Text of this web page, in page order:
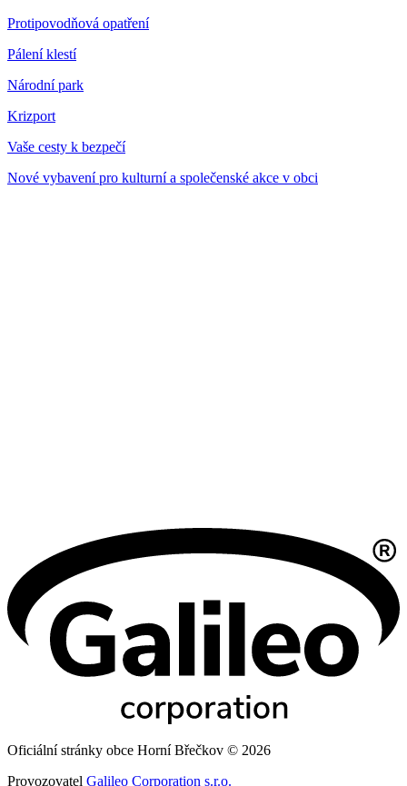
Protipovodňová opatření
Pálení klestí
Národní park
Krizport
Vaše cesty k bezpečí
Nové vybavení pro kulturní a společenské akce v obci
Oficiální stránky obce Horní Břečkov © 2026
Provozovatel Galileo Corporation s.r.o.